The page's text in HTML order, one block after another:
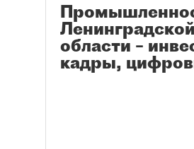
Ленинградской
области –
кадры,